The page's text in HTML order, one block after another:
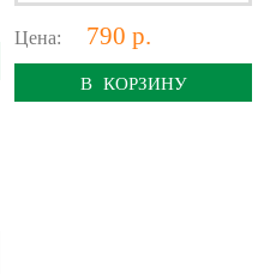
Цена: 790 р.
В КОРЗИНУ